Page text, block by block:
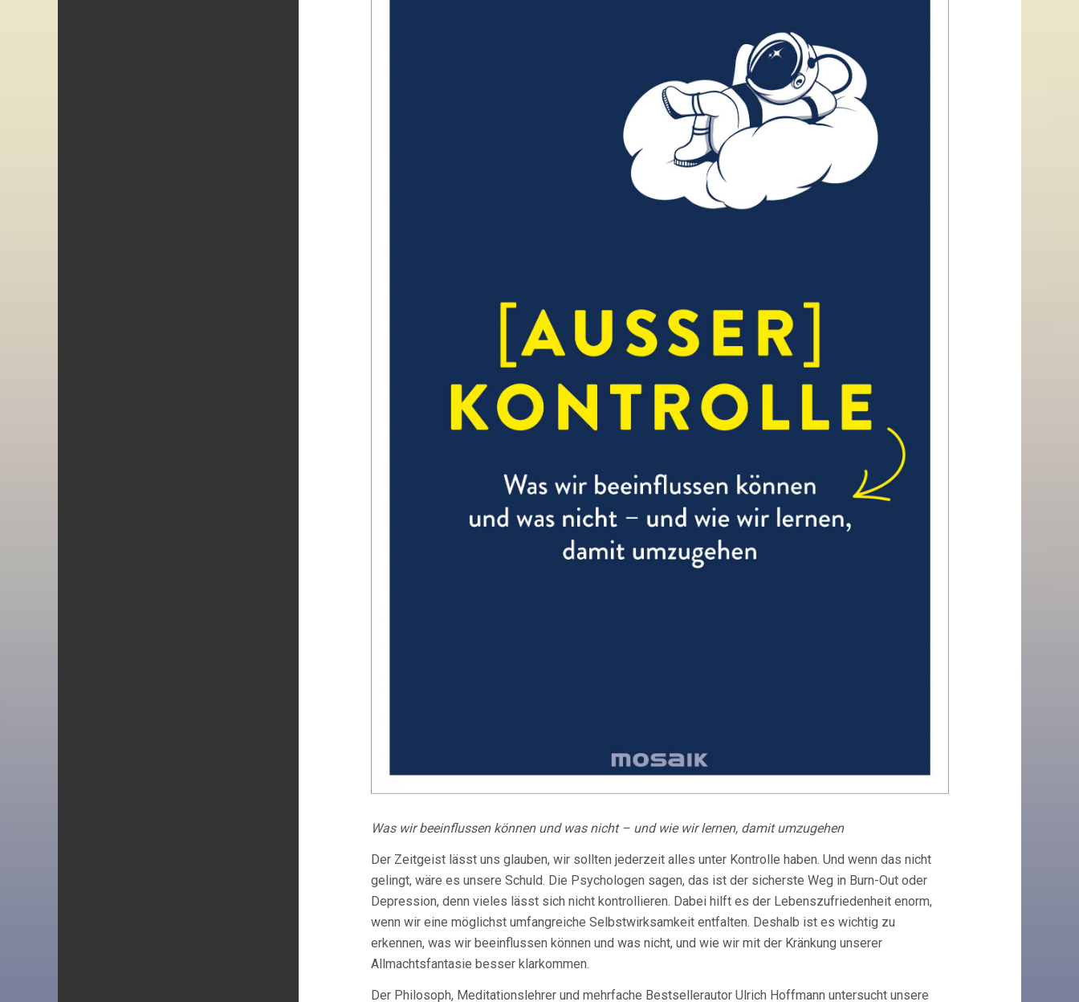
Was wir beeinflussen können und was nicht – und wie wir lernen, damit umzugehen
Der Zeitgeist lässt uns glauben, wir sollten jederzeit alles unter Kontrolle haben. Und wenn das nicht
gelingt, wäre es unsere Schuld. Die Psychologen sagen, das ist der sicherste Weg in Burn-Out oder
Depression, denn vieles lässt sich nicht kontrollieren. Dabei hilft es der Lebenszufriedenheit enorm,
wenn wir eine möglichst umfangreiche Selbstwirksamkeit entfalten. Deshalb ist es wichtig zu
erkennen, was wir beeinflussen können und was nicht, und wie wir mit der Kränkung unserer
Allmachtsfantasie besser klarkommen.
Der Philosoph, Meditationslehrer und mehrfache Bestsellerautor Ulrich Hoffmann untersucht unsere